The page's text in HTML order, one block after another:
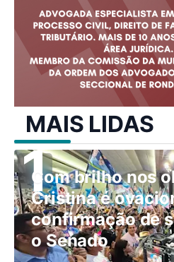
MAIS LIDAS
Com brilho nos
Cristina é
confirmação de
o Senado